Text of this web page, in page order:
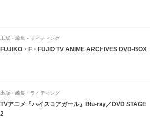
出版・編集・ライティング
FUJIKO・F・FUJIO TV ANIME ARCHIVES DVD-BOX
出版・編集・ライティング
TVアニメ『ハイスコアガール』Blu-ray／DVD STAGE
2